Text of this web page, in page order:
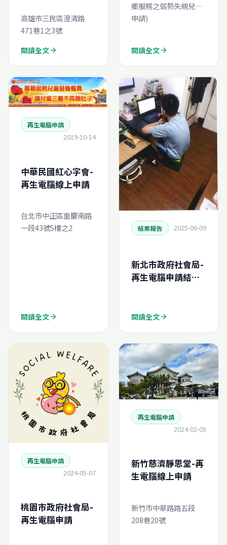
高雄市三民區澄清路
471巷1之3號
閱讀全文arrow_forward
鄉服務之弱勢失親兒家
申請)
閱讀全文arrow_forward
再生電腦申請
2019-10-14
中華民國紅心字會-
再生電腦線上申請
台北市中正區重慶南路
一段43號5樓之2
閱讀全文arrow_forward
結案報告 2025-06-09
新北市政府社會局-
再生電腦申請結案
0)
閱讀全文arrow_forward
再生電腦申請
2024-05-07
桃園市政府社會局-
再生電腦申請
再生電腦申請
2024-02-05
新竹慈濟靜思堂-再
生電腦線上申請
新竹市中華路路五段
208巷20號